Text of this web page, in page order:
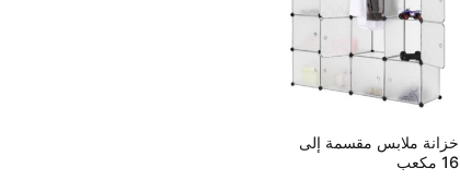
خزانة ملابس مقسمة إلى
16 مكعب